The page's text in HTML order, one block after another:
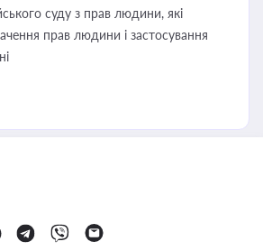
суду з прав людини, які
прав людини і застосування